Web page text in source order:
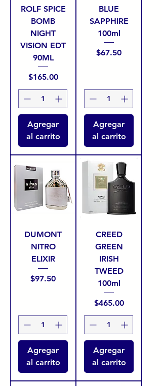
ROLF SPICE
BOMB
NIGHT
VISION EDT
90ML
Precio
$165.00
Agregar
al carrito
BLUE
SAPPHIRE
100ml
Precio
$67.50
Agregar
al carrito
DUMONT
NITRO
ELIXIR
Precio
$97.50
Agregar
al carrito
CREED
GREEN
IRISH
TWEED
100ml
Precio
$465.00
Agregar
al carrito